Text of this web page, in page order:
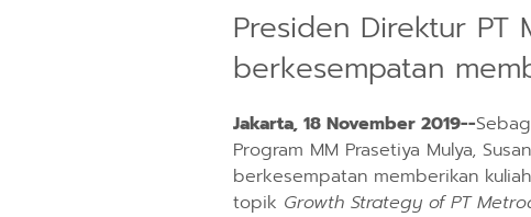
Presiden Direktur
berkesempatan
Jakarta, 18 November 2019--
Program MM Prasetiya Mulya,
berkesempatan memberikan
topik Growth Strategy of PT